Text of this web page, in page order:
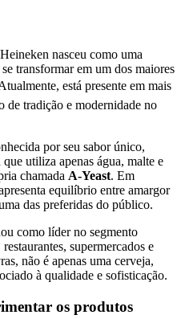
nasceu como uma
transformar em um dos maiores
está presente em mais
de tradição e modernidade no
por seu sabor único,
utiliza apenas água, malte e
chamada A-Yeast. Em
equilíbrio entre amargor
das preferidas do público.
como líder no segmento
supermercados e
não é apenas uma cerveja,
à qualidade e sofisticação.
os produtos